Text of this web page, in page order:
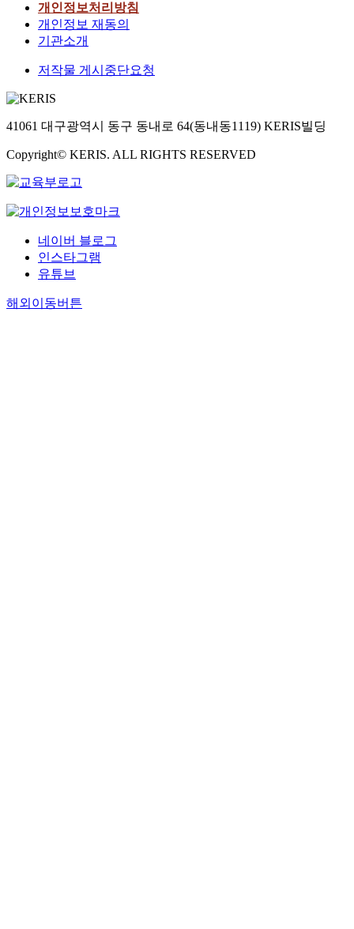
개인정보처리방침
개인정보 재동의
기관소개
저작물 게시중단요청
41061 대구광역시 동구 동내로 64(동내동1119) KERIS빌딩
Copyright© KERIS. ALL RIGHTS RESERVED
네이버 블로그
인스타그램
유튜브
해외이동버튼